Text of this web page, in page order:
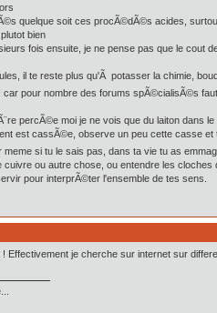
quelque soit ces procÃ©dÃ©s acides,
bien
fois ensuite, je ne pense pas que le cout
il te reste plus qu'Ã potasser la chimie,
car pour nombre des forums spÃ©cialisÃ©s
percÃ©e moi je ne vois que du laiton dans
est cassÃ©e, observe un peu cette casse
meme si tu le sais pas, dans ta vie tu as
cuivre ou autre chose, ou entendre les
pour interprÃ©ter l'ensemble de tes sens.
Effectivement je cherche sur internet sur